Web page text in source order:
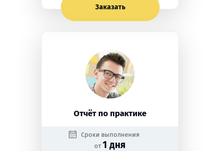
Заказать
Отчёт по практике
Сроки выполнения
от 1 дня